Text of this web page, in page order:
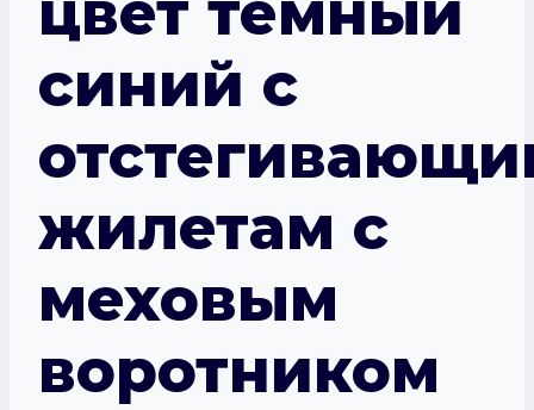
синий с
жилетам с
меховым
воротником